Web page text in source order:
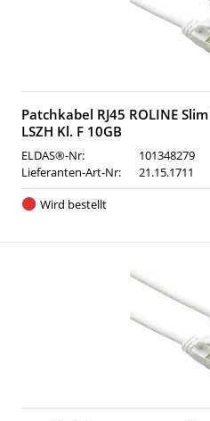
Patchkabel RJ45 ROLINE
LSZH Kl. F 10GB
ELDAS®-Nr:
101348279
Lieferanten-Art-Nr:
21.15.1711
Wird bestellt